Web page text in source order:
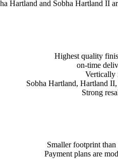
and Sobha Hartland II
Highest quality
Vertically
Sobha Hartland, Hartland
Strong
Smaller footprint
Payment plans are